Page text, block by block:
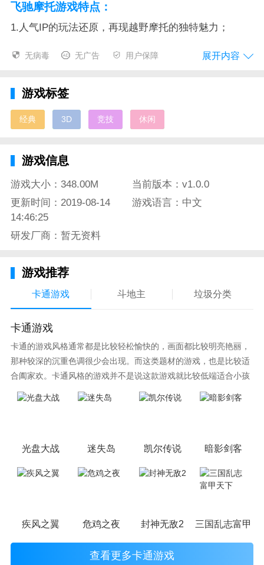
飞驰摩托游戏特点：
1.人气IP的玩法还原，再现越野摩托的独特魅力；
2.高清细腻的游戏场景，Unity3D实时渲染；
4.经典与创新的元素交汇，为你带来沉浸式的游戏体
验。
在官方制作组对人气向竞速游戏越野摩托惊醒高清移植
后，它以另一种形式与我们见面，Unity3D的实时渲染
使得游戏场景变得更为高清细腻，对视觉带来纯净的感
官，魔性十足的玩法和简单易上手的操作模式让你迅速
领会飞驰摩托的独特魅力！
无病毒 无广告 用户保障 展开内容
游戏标签
经典 3D 竞技 休闲
游戏信息
游戏大小：348.00M
当前版本：v1.0.0
更新时间：2019-08-14
14:46:25
游戏语言：中文
研发厂商：暂无资料
游戏推荐
卡通游戏 斗地主 垃圾分类
卡通游戏
卡通的游戏风格通常都是比较轻松愉快的，画面都比较明亮艳丽，
那种较深的沉重色调很少会出现。而这类题材的游戏，也是比较适
合阖家欢。卡通风格的游戏并不是说这款游戏就比较低端适合小孩
子玩，因为很多游戏厂商会故意把游戏中添加进入卡通元素，这也
光盘大战 迷失岛 凯尔传说 暗影剑客
疾风之翼 危鸡之夜 封神无敌2 三国乱志富甲天
查看更多卡通游戏